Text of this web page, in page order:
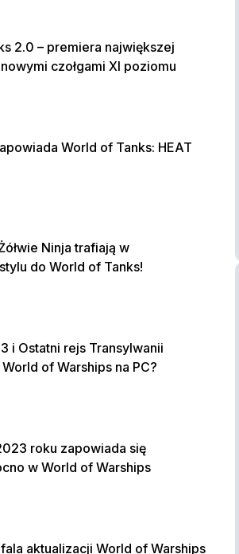
2.0 – premiera największej
czołgami XI poziomu
World of Tanks: HEAT
Ninja trafiają w
do World of Tanks!
i Ostatni rejs Transylwanii
of Warships na PC?
roku zapowiada się
w World of Warships
fala aktualizacji World of Warships